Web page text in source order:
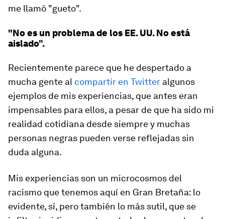
me llamó "gueto".
"No es un problema de los EE. UU. No está
aislado”.
Recientemente parece que he despertado a
mucha gente al compartir en Twitter algunos
ejemplos de mis experiencias, que antes eran
impensables para ellos, a pesar de que ha sido mi
realidad cotidiana desde siempre y muchas
personas negras pueden verse reflejadas sin
duda alguna.
Mis experiencias son un microcosmos del
racismo que tenemos aquí en Gran Bretaña: lo
evidente, sí, pero también lo más sutil, que se